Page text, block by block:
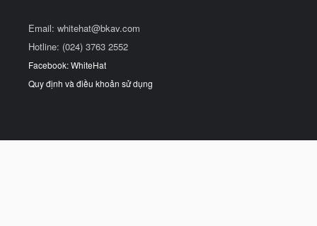
Email: whitehat@bkav.com
Hotline: (024) 3763 2552
Facebook: WhiteHat
Quy định và điều khoản sử dụng